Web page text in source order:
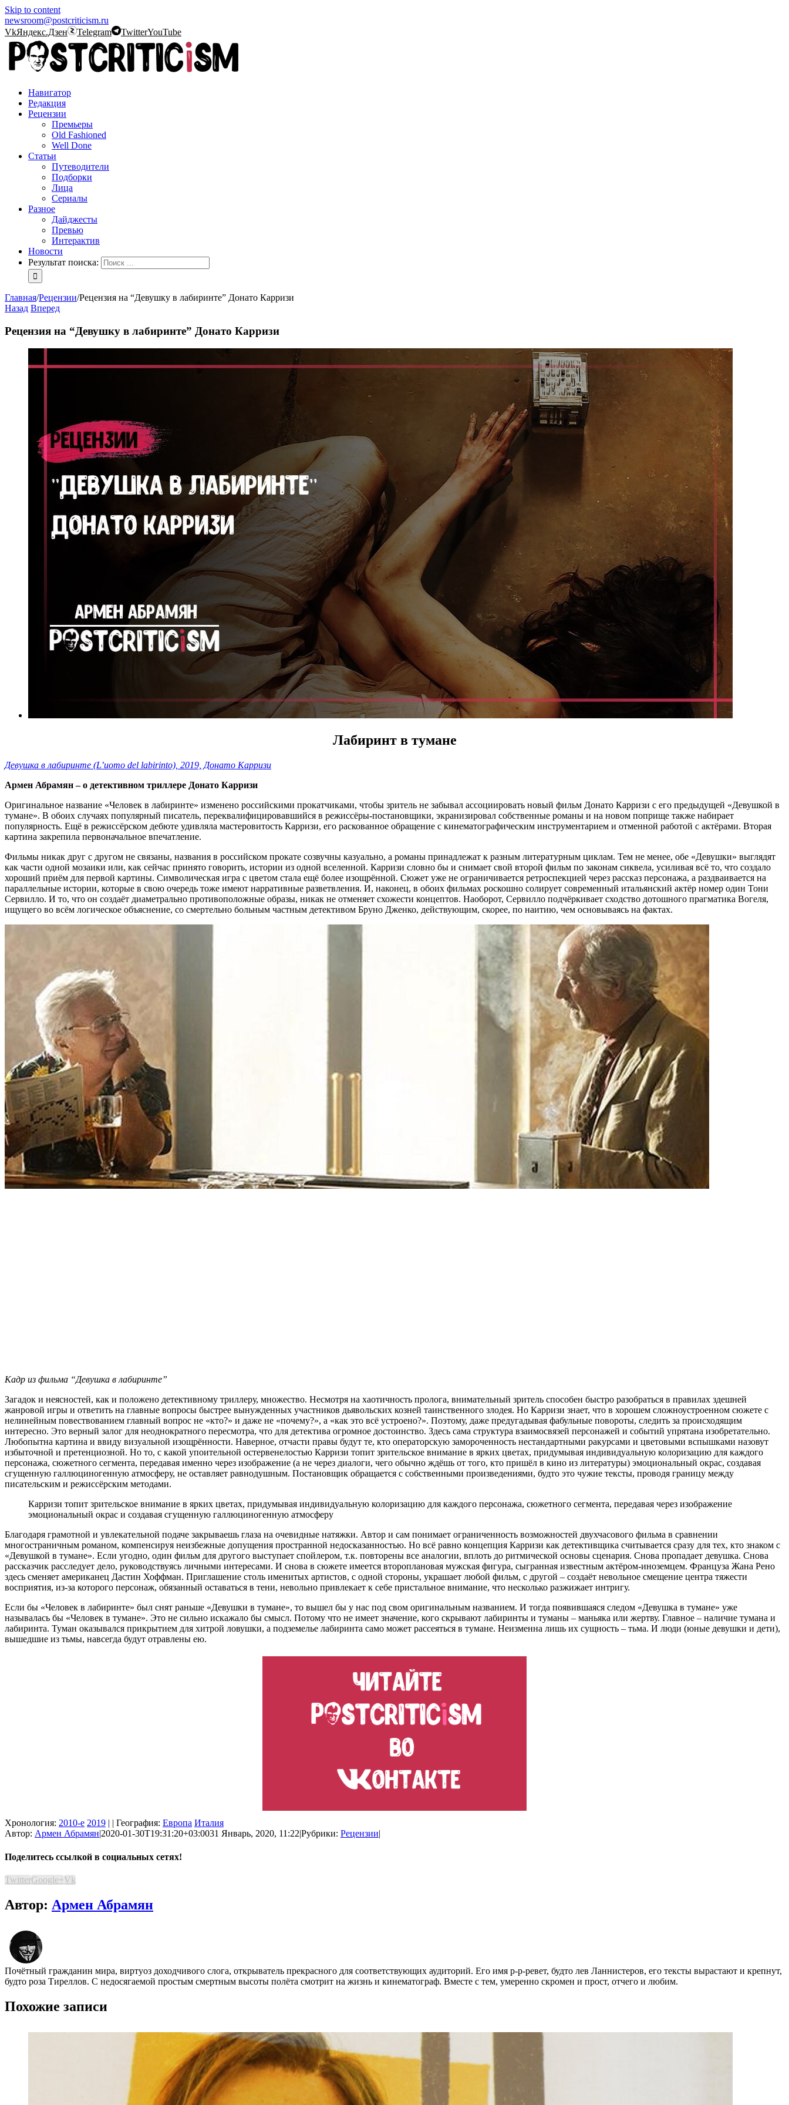
Skip to content
newsroom@postcriticism.ru
VkЯндекс.Дзен Telegram TwitterYouTube
Навигатор
Редакция
Рецензии
Премьеры
Old Fashioned
Well Done
Статьи
Путеводители
Подборки
Лица
Сериалы
Разное
Дайджесты
Превью
Интерактив
Новости
Результат поиска:
Главная/Рецензии/Рецензия на “Девушку в лабиринте” Донато Карризи
Назад Вперед
Рецензия на “Девушку в лабиринте” Донато Карризи
Лабиринт в тумане
Девушка в лабиринте (L’uomo del labirinto), 2019, Донато Карризи
Армен Абрамян – о детективном триллере Донато Карризи
Оригинальное название «Человек в лабиринте» изменено российскими прокатчиками, чтобы зритель не забывал ассоциировать новый фильм Донато Карризи с его предыдущей «Девушкой в
тумане». В обоих случаях популярный писатель, переквалифицировавшийся в режиссёры-постановщики, экранизировал собственные романы и на новом поприще также набирает
популярность. Ещё в режиссёрском дебюте удивляла мастеровитость Карризи, его раскованное обращение с кинематографическим инструментарием и отменной работой с актёрами. Вторая
картина закрепила первоначальное впечатление.
Фильмы никак друг с другом не связаны, названия в российском прокате созвучны казуально, а романы принадлежат к разным литературным циклам. Тем не менее, обе «Девушки» выглядят
как части одной мозаики или, как сейчас принято говорить, истории из одной вселенной. Карризи словно бы и снимает свой второй фильм по законам сиквела, усиливая всё то, что создало
хороший приём для первой картины. Символическая игра с цветом стала ещё более изощрённой. Сюжет уже не ограничивается ретроспекцией через рассказ персонажа, а раздваивается на
параллельные истории, которые в свою очередь тоже имеют нарративные разветвления. И, наконец, в обоих фильмах роскошно солирует современный итальянский актёр номер один Тони
Сервилло. И то, что он создаёт диаметрально противоположные образы, никак не отменяет схожести концептов. Наоборот, Сервилло подчёркивает сходство дотошного прагматика Вогеля,
ищущего во всём логическое объяснение, со смертельно больным частным детективом Бруно Дженко, действующим, скорее, по наитию, чем основываясь на фактах.
Кадр из фильма “Девушка в лабиринте”
Загадок и неясностей, как и положено детективному триллеру, множество. Несмотря на хаотичность пролога, внимательный зритель способен быстро разобраться в правилах здешней
жанровой игры и ответить на главные вопросы быстрее вынужденных участников дьявольских козней таинственного злодея. Но Карризи знает, что в хорошем сложноустроенном сюжете с
нелинейным повествованием главный вопрос не «кто?» и даже не «почему?», а «как это всё устроено?». Поэтому, даже предугадывая фабульные повороты, следить за происходящим
интересно. Это верный залог для неоднократного пересмотра, что для детектива огромное достоинство. Здесь сама структура взаимосвязей персонажей и событий упрятана изобретательно.
Любопытна картина и ввиду визуальной изощрённости. Наверное, отчасти правы будут те, кто операторскую замороченность нестандартными ракурсами и цветовыми вспышками назовут
избыточной и претенциозной. Но то, с какой упоительной остервенелостью Карризи топит зрительское внимание в ярких цветах, придумывая индивидуальную колоризацию для каждого
персонажа, сюжетного сегмента, передавая именно через изображение (а не через диалоги, чего обычно ждёшь от того, кто пришёл в кино из литературы) эмоциональный окрас, создавая
сгущенную галлюциногенную атмосферу, не оставляет равнодушным. Постановщик обращается с собственными произведениями, будто это чужие тексты, проводя границу между
писательским и режиссёрским методами.
Карризи топит зрительское внимание в ярких цветах, придумывая индивидуальную колоризацию для каждого персонажа, сюжетного сегмента, передавая через изображение
эмоциональный окрас и создавая сгущенную галлюциногенную атмосферу
Благодаря грамотной и увлекательной подаче закрываешь глаза на очевидные натяжки. Автор и сам понимает ограниченность возможностей двухчасового фильма в сравнении
многостраничным романом, компенсируя неизбежные допущения пространной недосказанностью. Но всё равно концепция Карризи как детективщика считывается сразу для тех, кто знаком с
«Девушкой в тумане». Если угодно, один фильм для другого выступает спойлером, т.к. повторены все аналогии, вплоть до ритмической основы сценария. Снова пропадает девушка. Снова
рассказчик расследует дело, руководствуясь личными интересами. И снова в сюжете имеется второплановая мужская фигура, сыгранная известным актёром-иноземцем. Француза Жана Рено
здесь сменяет американец Дастин Хоффман. Приглашение столь именитых артистов, с одной стороны, украшает любой фильм, с другой – создаёт невольное смещение центра тяжести
восприятия, из-за которого персонаж, обязанный оставаться в тени, невольно привлекает к себе пристальное внимание, что несколько разжижает интригу.
Если бы «Человек в лабиринте» был снят раньше «Девушки в тумане», то вышел бы у нас под свом оригинальным названием. И тогда появившаяся следом «Девушка в тумане» уже
называлась бы «Человек в тумане». Это не сильно искажало бы смысл. Потому что не имеет значение, кого скрывают лабиринты и туманы – маньяка или жертву. Главное – наличие тумана и
лабиринта. Туман оказывался прикрытием для хитрой ловушки, а подземелье лабиринта само может рассеяться в тумане. Неизменна лишь их сущность – тьма. И люди (юные девушки и дети),
вышедшие из тьмы, навсегда будут отравлены ею.
Хронология: 2010-е 2019 | | География: Европа Италия
Автор: Армен Абрамян|2020-01-30T19:31:20+03:0031 Январь, 2020, 11:22|Рубрики: Рецензии|
Поделитесь ссылкой в социальных сетях!
TwitterGoogle+Vk
Автор: Армен Абрамян
Почётный гражданин мира, виртуоз доходчивого слога, открыватель прекрасного для соответствующих аудиторий. Его имя р-р-ревет, будто лев Ланнистеров, его тексты вырастают и крепнут,
будто роза Тиреллов. С недосягаемой простым смертным высоты полёта смотрит на жизнь и кинематограф. Вместе с тем, умеренно скромен и прост, отчего и любим.
Похожие записи